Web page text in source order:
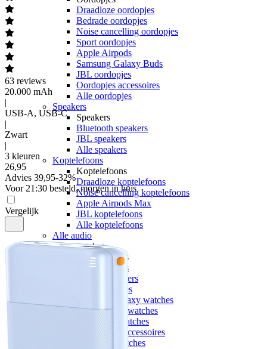
Draadloze oordopjes
Bedrade oordopjes
Noise cancelling oordopjes
Sport oordopjes
Apple Airpods
Samsung Galaxy Buds
JBL oordopjes
Oordopjes accessoires
Alle oordopjes
Speakers
Speakers
Bluetooth speakers
JBL speakers
Alle speakers
Koptelefoons
Koptelefoons
Draadloze koptelefoons
Noise cancelling koptelefoons
Apple Airpods Max
JBL koptelefoons
Alle koptelefoons
Alle audio
Smartwatches
Smartwatches
Sporthorloges
Activity trackers
Apple watches
Samsung Galaxy watches
Garmin smartwatches
Polar smartwatches
Smartwatch accessoires
Alle smartwatches
63 reviews
20.000 mAh
|
USB-A, USB-C
|
Zwart
|
3 kleuren
26,95
Advies 39,95-32%
Voor 21:30 besteld, morgen in huis
Vergelijk